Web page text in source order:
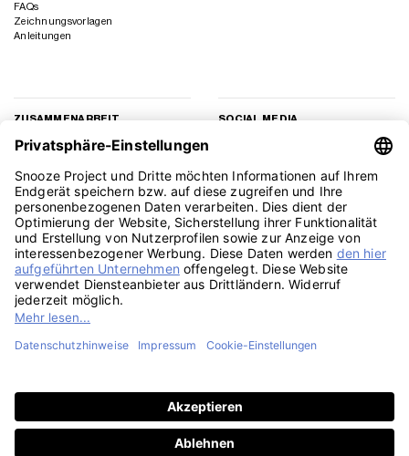
FAQs
Zeichnungsvorlagen
Anleitungen
ZUSAMMENARBEIT
Geschäftskunden
Presse
Affiliate Marketing
SOCIAL MEDIA
TikTok
YouTube
Pinterest
LinkedIn
PayPal Visa MasterCardKlarna Sepa
Credit
Card
2
Telefon: 030 588 49171, Mo-Fr, 9-15 Uhr | SMS: 0157 3598 3093 | E-Mail: